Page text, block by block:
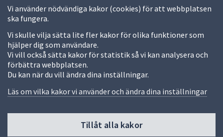
Vi använder nödvändiga kakor (cookies) för att webbplatsen
ska fungera.
Vi skulle vilja sätta lite fler kakor för olika funktioner som
hjälper dig som användare.
Vi vill också sätta kakor för statistik så vi kan analysera och
förbättra webbplatsen.
Du kan när du vill ändra dina inställningar.
Läs om vilka kakor vi använder och ändra dina inställningar
Tillåt alla kakor
Allmänna handlingar och diarium
Behandling av personuppgifter
Kakor
Språk (other languages)
Tillgänglighetsredogörelse
Fler sätt att följa oss